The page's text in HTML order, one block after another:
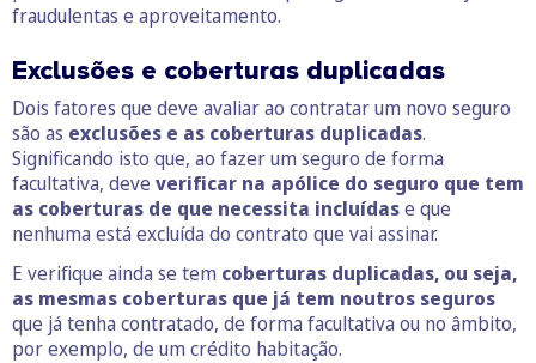
fraudulentas e aproveitamento.
Exclusões e coberturas duplicadas
Dois fatores que deve avaliar ao contratar um novo seguro
são as exclusões e as coberturas duplicadas.
Significando isto que, ao fazer um seguro de forma
facultativa, deve verificar na apólice do seguro que tem
as coberturas de que necessita incluídase que
nenhuma está excluída do contrato que vai assinar.
E verifique ainda se tem coberturas duplicadas, ou seja,
as mesmas coberturas que já tem noutros seguros
que já tenha contratado, de forma facultativa ou no âmbito,
por exemplo, de um crédito habitação.